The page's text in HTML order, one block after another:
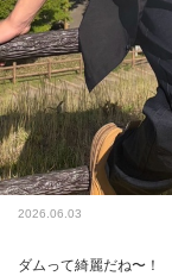
2026.06.03
ダムって綺麗だね〜！